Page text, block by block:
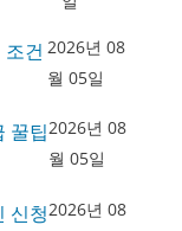
건 2026년 08
월 05일
꿀팁2026년 08
월 05일
신청2026년 08